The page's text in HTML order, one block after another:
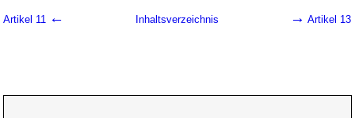
Artikel 11 ← Inhaltsverzeichnis → Artikel 13